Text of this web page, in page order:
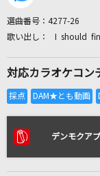
リア
選曲番号： 4277-26
I should
対応カラオケコン
デンモクア